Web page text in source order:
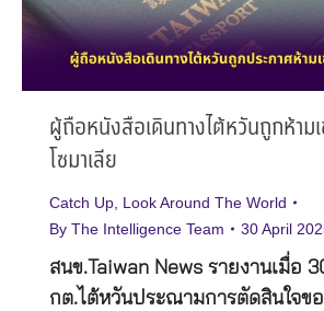
ผู้ถือหนังสือเดินทางไต้หวันถูกห้าม
โซมาเลีย
Catch Up Look Around The World
By The Intelligence Team 30 April
สนข.Taiwan News รายงานเมื่อ
กต.ไต้หวันประณามการตัดสินใจข